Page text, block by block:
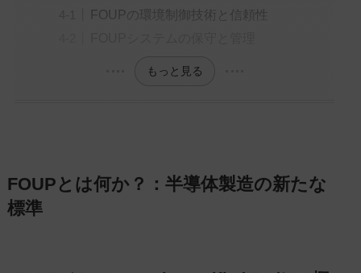
FOUPの環境制御技術と信頼性
もっと見る
FOUPとは何か？：半導体製造の新たな
標準